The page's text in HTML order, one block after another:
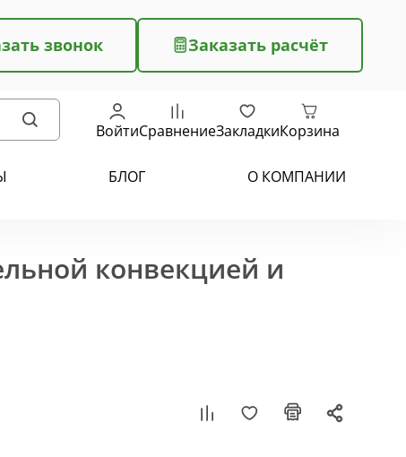
звонок Заказать расчёт
ВойтиСравнениеЗакладкиКорзина
БЛОГ О КОМПАНИИ
конвекцией и